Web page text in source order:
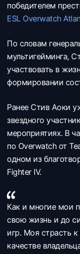
победителем
ESL Overwatch
По словам
мультигейминга,
участвовать в
формировании
Ранее Стив Аоки
звездного
мероприятиях. В
по Overwatch от
одном из
Fighter IV.
Как и многие мои
свою жизнь и до
игр. Моя страсть
качестве